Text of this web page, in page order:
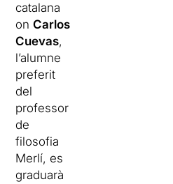
catalana
onCarlos
Cuevas,
l’alumne
preferit
del
professor
de
filosofia
Merlí, es
graduarà